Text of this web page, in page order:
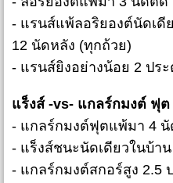
- แรนส์แพ้ลอริยองต์นัดเดี
12 นัดหลัง (ทุกถ้วย)
- แรนส์ยิงอย่างน้อย 2 ปร
แร็งส์ -vs- แกลร์กมงต์ ฟุต
- แกลร์กมงต์ฟุตแพ้มา 4 นั
- แร็งส์ชนะนัดเดียวในบ้า
- แกลร์กมงต์สกอร์สูง 2.5